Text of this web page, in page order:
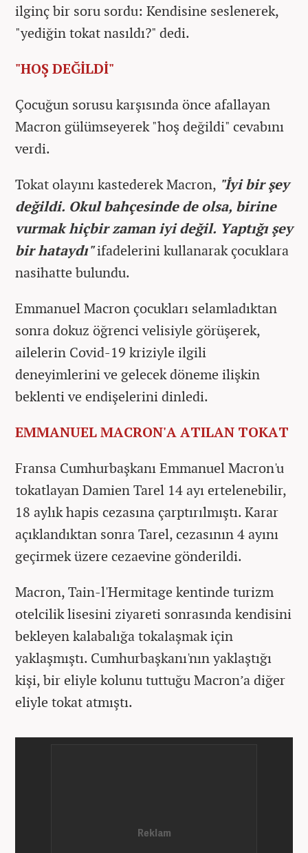
ilginç bir soru sordu: Kendisine seslenerek,
"yediğin tokat nasıldı?" dedi.
"HOŞ DEĞİLDİ"
Çocuğun sorusu karşısında önce afallayan
Macron gülümseyerek "hoş değildi" cevabını
verdi.
Tokat olayını kastederek Macron, "İyi bir şey
değildi. Okul bahçesinde de olsa, birine
vurmak hiçbir zaman iyi değil. Yaptığı şey
bir hataydı"ifadelerini kullanarak çocuklara
nasihatte bulundu.
Emmanuel Macron çocukları selamladıktan
sonra dokuz öğrenci velisiyle görüşerek,
ailelerin Covid-19 kriziyle ilgili
deneyimlerini ve gelecek döneme ilişkin
beklenti ve endişelerini dinledi.
EMMANUEL MACRON'A ATILAN TOKAT
Fransa Cumhurbaşkanı Emmanuel Macron'u
tokatlayan Damien Tarel 14 ayı ertelenebilir,
18 aylık hapis cezasına çarptırılmıştı. Karar
açıklandıktan sonra Tarel, cezasının 4 ayını
geçirmek üzere cezaevine gönderildi.
Macron, Tain-l'Hermitage kentinde turizm
otelcilik lisesini ziyareti sonrasında kendisini
bekleyen kalabalığa tokalaşmak için
yaklaşmıştı. Cumhurbaşkanı'nın yaklaştığı
kişi, bir eliyle kolunu tuttuğu Macron’a diğer
eliyle tokat atmıştı.